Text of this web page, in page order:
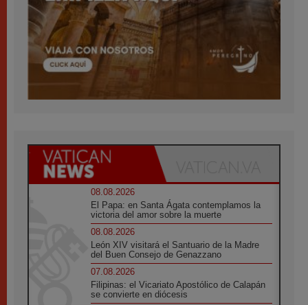
08.08.2026
El Papa: en Santa Ágata contemplamos la
victoria del amor sobre la muerte
08.08.2026
León XIV visitará el Santuario de la Madre
del Buen Consejo de Genazzano
07.08.2026
Filipinas: el Vicariato Apostólico de Calapán
se convierte en diócesis